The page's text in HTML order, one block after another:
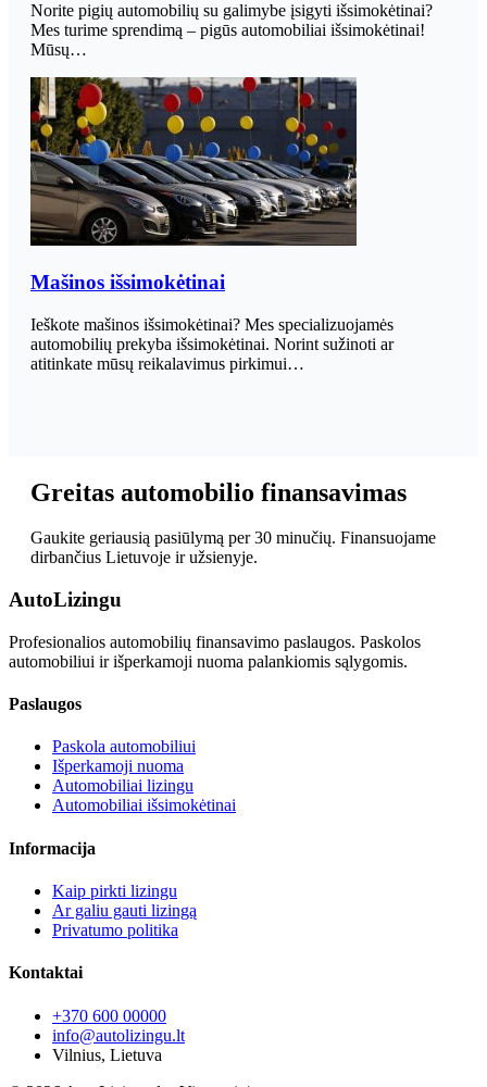
Norite pigių automobilių su galimybe įsigyti išsimokėtinai?
Mes turime sprendimą – pigūs automobiliai išsimokėtinai!
Mūsų…
Mašinos išsimokėtinai
Ieškote mašinos išsimokėtinai? Mes specializuojamės
automobilių prekyba išsimokėtinai. Norint sužinoti ar
atitinkate mūsų reikalavimus pirkimui…
Greitas automobilio finansavimas
Gaukite geriausią pasiūlymą per 30 minučių. Finansuojame
dirbančius Lietuvoje ir užsienyje.
AutoLizingu
Profesionalios automobilių finansavimo paslaugos. Paskolos
automobiliui ir išperkamoji nuoma palankiomis sąlygomis.
Paslaugos
Paskola automobiliui
Išperkamoji nuoma
Automobiliai lizingu
Automobiliai išsimokėtinai
Informacija
Kaip pirkti lizingu
Ar galiu gauti lizingą
Privatumo politika
Kontaktai
+370 600 00000
info@autolizingu.lt
Vilnius, Lietuva